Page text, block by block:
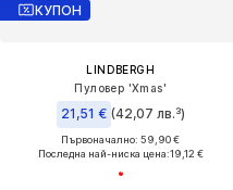
КУПОН
LINDBERGH
Пуловер 'Xmas'
21,51 € (42,07 лв.³)
Първоначално: 59,90 €
Последна най-ниска цена:19,12 €